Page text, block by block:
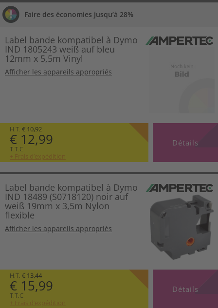
Faire des économies jusqu’à 28%
Label bande kompatibel à Dymo
IND 1805243 weiß auf bleu
12mm x 5,5m Vinyl
Afficher les appareils appropriés
H.T. € 10,92
€ 12,99
T.T.C
+ Frais d’expédition
Détails
Label bande kompatibel à Dymo
IND 18489 (S0718120) noir auf
weiß 19mm x 3,5m Nylon
flexible
Afficher les appareils appropriés
H.T. € 13,44
€ 15,99
T.T.C
+ Frais d’expédition
Détails